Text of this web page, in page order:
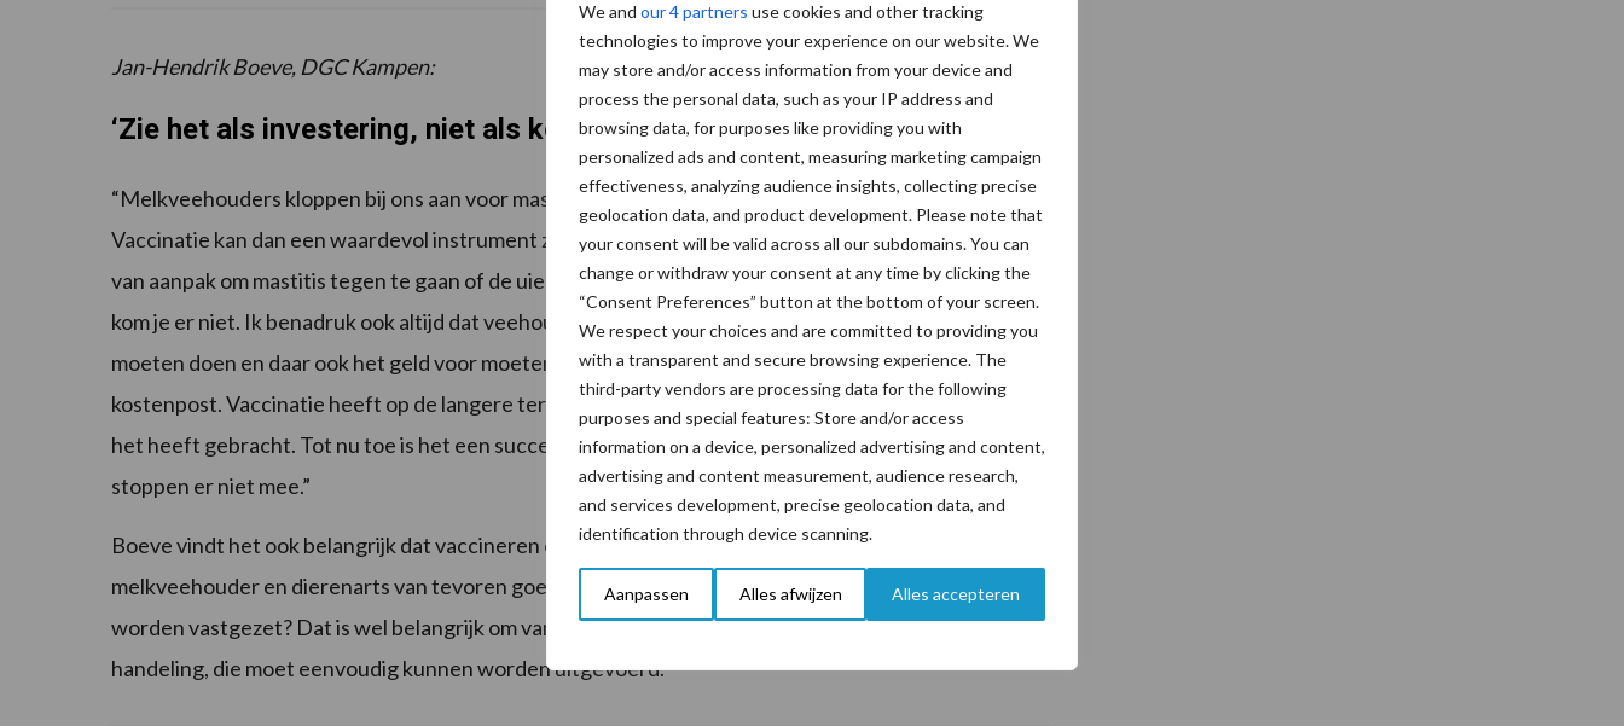
We and our 4 partners use cookies and other tracking
technologies to improve your experience on our website. We
may store and/or access information from your device and
process the personal data, such as your IP address and
browsing data, for purposes like providing you with
personalized ads and content, measuring marketing campaign
effectiveness, analyzing audience insights, collecting precise
geolocation data, and product development. Please note that
your consent will be valid across all our subdomains. You can
change or withdraw your consent at any time by clicking the
“Consent Preferences” button at the bottom of your screen.
We respect your choices and are committed to providing you
with a transparent and secure browsing experience. The
third-party vendors are processing data for the following
purposes and special features: Store and/or access
information on a device, personalized advertising and content,
advertising and content measurement, audience research,
and services development, precise geolocation data, and
identification through device scanning.
Aanpassen Alles afwijzen Alles accepteren
Jan-Hendrik Boeve, DGC Kampen:
‘Zie het als investering, niet als kostenpost’
“Melkveehouders kloppen bij ons aan voor mastitisvaccinatie uit frustratie over klinische mastitis.
Vaccinatie kan dan een waardevol instrument zijn, maar het is één van de maatregelen in een plan
van aanpak om mastitis tegen te gaan of de uiergezondheid aan te pakken. Met alleen vaccineren
kom je er niet. Ik benadruk ook altijd dat veehouders die willen vaccineren dit minstens een jaar
moeten doen en daar ook het geld voor moeten reserveren. Zie het als een investering, niet als
kostenpost. Vaccinatie heeft op de langere termijn het grootste effect. Na een jaar kijken we wat
het heeft gebracht. Tot nu toe is het een succes, want de melkveehouders die ermee zijn begonnen,
stoppen er niet mee.”
Boeve vindt het ook belangrijk dat vaccineren op het bedrijf simpel mogelijk moet zijn. “Kijk daar als
melkveehouder en dierenarts van tevoren goed naar. Kunnen de koeien bijvoorbeeld makkelijk
worden vastgezet? Dat is wel belangrijk om van te voren te weten. Vaccineren is een repeterende
handeling, die moet eenvoudig kunnen worden uitgevoerd.”